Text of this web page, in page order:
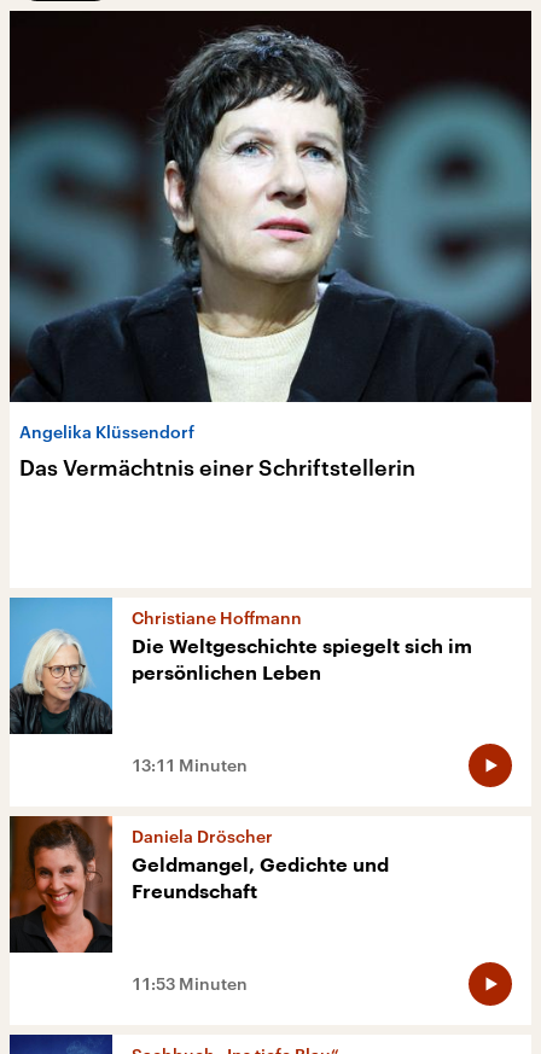
08.08.2026
Der berühmte New Yorker Jazzclub
„Blue Note“ eröffnet einen Standort in
London
08.08.2026
„Meta“ soll in den USA eine Strafe von
mehr als einer halben Milliarde Dollar
08.08.2026
08.08.2026
08.08.2026
Angelika Klüssendorf
Das Vermächtnis einer Schriftstellerin
Christiane Hoffmann
Die Weltgeschichte spiegelt sich im
persönlichen Leben
13:11 Minuten
Daniela Dröscher
Geldmangel, Gedichte und
Freundschaft
11:53 Minuten